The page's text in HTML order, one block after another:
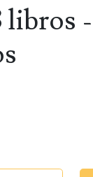
libros